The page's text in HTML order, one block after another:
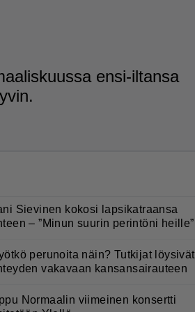
ensi-iltansa
Sievinen kokosi lapsikatraansa
– ”Minun suurin perintöni heille”
perunoita näin? Tutkijat löysivät
vakavaan kansansairauteen
Normaalin viimeinen konsertti